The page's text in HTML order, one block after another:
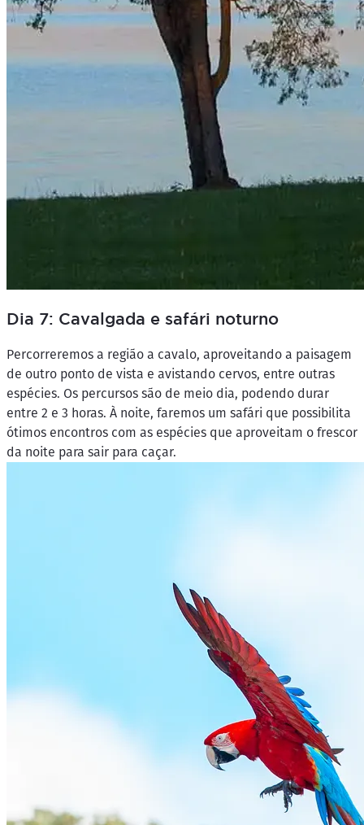
Dia 7: Cavalgada e safári noturno
Percorreremos a região a cavalo, aproveitando a paisagem
de outro ponto de vista e avistando cervos, entre outras
espécies. Os percursos são de meio dia, podendo durar
entre 2 e 3 horas. À noite, faremos um safári que possibilita
ótimos encontros com as espécies que aproveitam o frescor
da noite para sair para caçar.